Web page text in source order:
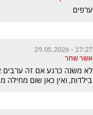
ערפים
17:27 - 29.05.2026
אשר שחר
בילדות, ואין כאן שום מחילה